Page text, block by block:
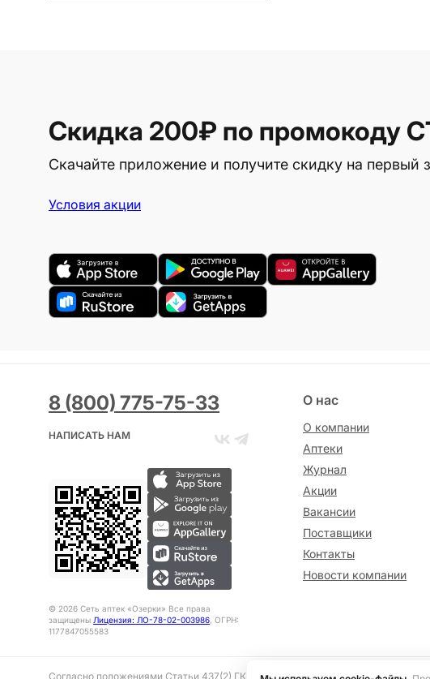
Скидка 200₽ по промокоду
Скачайте приложение и получите скидку на первый
Условия акции
8 (800) 775-75-33
НАПИСАТЬ НАМ
© 2026 Сеть аптек «Озерки» Все права
защищены Лицензия: ЛО-78-02-003986, ОГРН:
1177847055583
О нас
О компании
Аптеки
Журнал
Акции
Вакансии
Поставщики
Контакты
Новости компании
Согласно положениями Статьи 437(2) ГК РФ представленная на сайте